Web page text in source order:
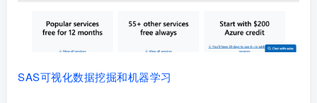
SAS可视化数据挖掘和机器学习